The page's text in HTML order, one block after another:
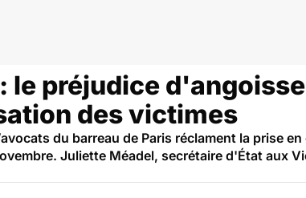
le préjudice
des victimes
du barreau de Paris réclament la prise
Juliette Méadel, secrétaire d'État aux